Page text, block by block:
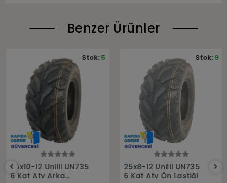
Benzer Ürünler
25x10-12 Unilli UN735
6 Kat Atv Arka
Stok:5
25x8-12 Unilli UN735
6 Kat Atv Ön Lastiği
Stok:9